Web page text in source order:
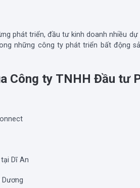
phát triển, đầu tư kinh doanh nhiều dự
những công ty phát triển bất động
Công ty TNHH Đầu tư
Dĩ An
Dương